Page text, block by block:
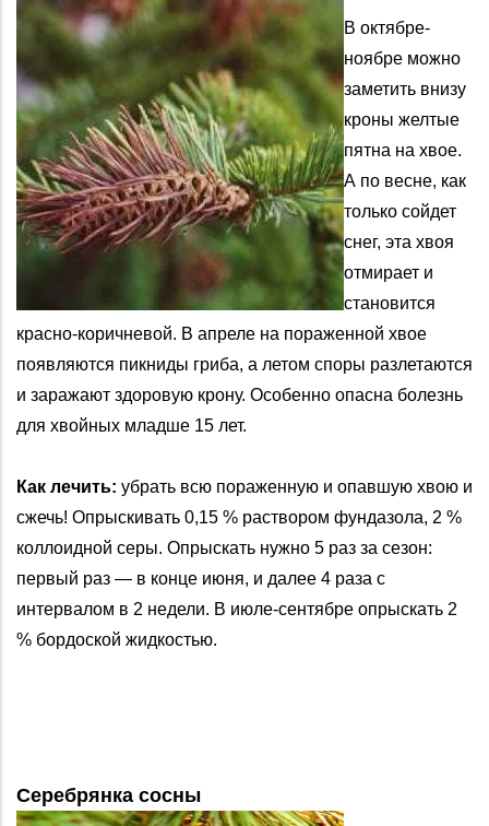
В октябре-
ноябре можно
заметить внизу
кроны желтые
пятна на хвое.
А по весне, как
только сойдет
снег, эта хвоя
отмирает и
становится
красно-коричневой. В апреле на пораженной хвое
появляются пикниды гриба, а летом споры разлетаются
и заражают здоровую крону. Особенно опасна болезнь
для хвойных младше 15 лет.
Как лечить: убрать всю пораженную и опавшую хвою и
сжечь! Опрыскивать 0,15 % раствором фундазола, 2 %
коллоидной серы. Опрыскать нужно 5 раз за сезон:
первый раз — в конце июня, и далее 4 раза с
интервалом в 2 недели. В июле-сентябре опрыскать 2
% бордоской жидкостью.
Серебрянка сосны